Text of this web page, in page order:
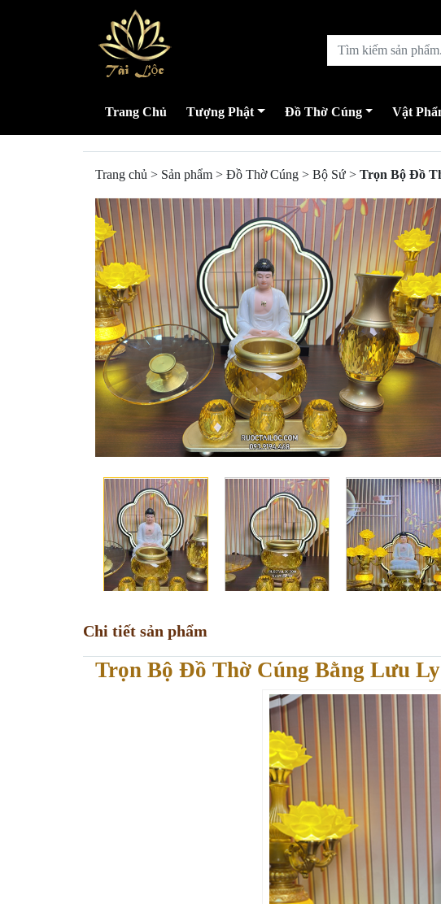
Trang Chủ Tượng Phật Đồ Thờ Cúng Vật
Trang chủ > Sản phẩm > Đồ Thờ Cúng > Bộ Sứ > Trọn Bộ Đồ
Chi tiết sản phẩm
Trọn Bộ Đồ Thờ Cúng Bằng Lưu